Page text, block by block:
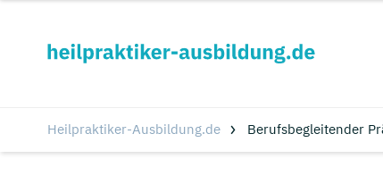
Heilpraktiker-Ausbildung.de Berufsbegleitender